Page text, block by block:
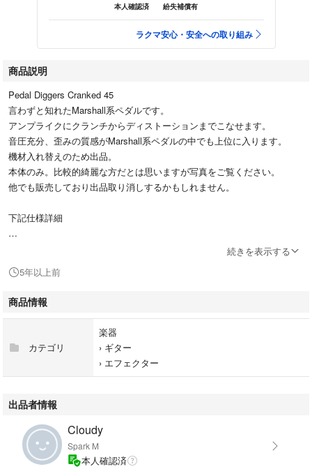
本人確認済 紛失補償有
ラクマ安心・安全への取り組み
商品説明
Pedal Diggers Cranked 45
言わずと知れたMarshall系ペダルです。
アンプライクにクランチからディストーションまでこなせます。
音圧充分、歪みの質感がMarshall系ペダルの中でも上位に入ります。
機材入れ替えのため出品。
本体のみ。比較的綺麗な方だとは思いますが写真をご覧ください。
他でも販売しており出品取り消しするかもしれません。
下記仕様詳細
商品コードEFCPGCKD45
商品状態動作確認済
商品説明オーバードライブ/ディストーション サイズ=W66xD109xH48m
Cranked 45はヴィンテージのマーシャルJTM45のサウンドを追求したオー
バードライブ/ディ
ストーションです。JTM45をブースターなどで少しプッシュした実際にラ
コーディングで聞ける図太く音圧感のある王道のロックサウンドを再現し
続きを表示する
5年以上前
商品情報
カテゴリ
楽器
› ギター
› エフェクター
出品者情報
Cloudy
Spark M
本人確認済